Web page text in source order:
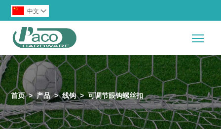
中文 
首页 > 产品 > 线钩 > 可调节眼钩螺丝扣